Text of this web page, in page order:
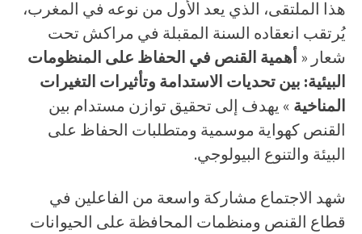
هذا الملتقى، الذي يعد الأول من نوعه في المغرب،
يُرتقب انعقاده السنة المقبلة في مراكش تحت
شعار « أهمية القنص في الحفاظ على المنظومات
البيئية: بين تحديات الاستدامة وتأثيرات التغيرات
المناخية » يهدف إلى تحقيق توازن مستدام بين
القنص كهواية موسمية ومتطلبات الحفاظ على
البيئة والتنوع البيولوجي.
شهد الاجتماع مشاركة واسعة من الفاعلين في
قطاع القنص ومنظمات المحافظة على الحيوانات